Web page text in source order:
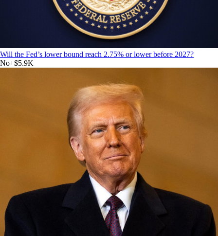
Will the Fed’s lower bound reach 2.75% or lower before 2027?
No+$5.9K